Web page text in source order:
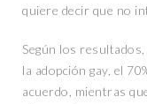
quiere decir que no
Según los
la adopción gay, el
acuerdo, mientras